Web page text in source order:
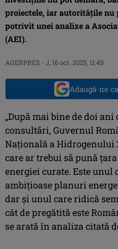
proiectele, iar autorităţile
potrivit unei analize a
(AEI).
AGERPRES - J, 16 oct. 2025, 11:45
Adaugă-ne
„După mai bine de doi ani
consultări, Guvernul
Naţională a Hidrogenului
care ar trebui să pună
energiei curate. Este unul
ambiţioase planuri
dar şi unul care ridică
cât de pregătită este
se arată în analiza citată